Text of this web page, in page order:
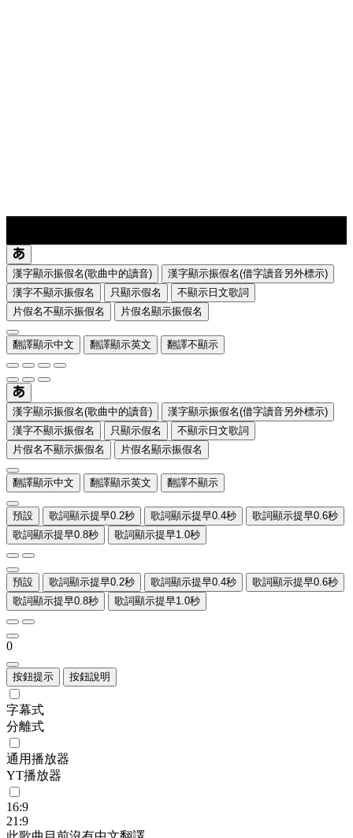
漢字顯示振假名(歌曲中的讀音)
漢字顯示振假名(借字讀音另外標示)
漢字不顯示振假名
只顯示假名
不顯示日文歌詞
片假名不顯示振假名
片假名顯示振假名
翻譯顯示中文 翻譯顯示英文 翻譯不顯示
漢字顯示振假名(歌曲中的讀音)
漢字顯示振假名(借字讀音另外標示)
漢字不顯示振假名
只顯示假名
不顯示日文歌詞
片假名不顯示振假名
片假名顯示振假名
翻譯顯示中文 翻譯顯示英文 翻譯不顯示
預設 歌詞顯示提早0.2秒 歌詞顯示提早0.4秒
歌詞顯示提早0.6秒
歌詞顯示提早0.8秒
歌詞顯示提早1.0秒
預設 歌詞顯示提早0.2秒 歌詞顯示提早0.4秒
歌詞顯示提早0.6秒
歌詞顯示提早0.8秒
歌詞顯示提早1.0秒
0
按鈕提示 按鈕說明
字幕式
分離式
通用播放器
YT播放器
16:9
21:9